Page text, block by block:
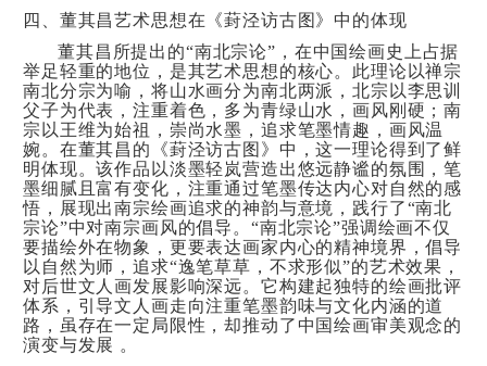
四、董其昌艺术思想在《葑泾访古图》中的体现
董其昌所提出的“南北宗论”，在中国绘画史上占据
举足轻重的地位，是其艺术思想的核心。此理论以禅宗
南北分宗为喻，将山水画分为南北两派，北宗以李思训
父子为代表，注重着色，多为青绿山水，画风刚硬；南
宗以王维为始祖，崇尚水墨，追求笔墨情趣，画风温
婉。在董其昌的《葑泾访古图》中，这一理论得到了鲜
明体现。该作品以淡墨轻岚营造出悠远静谧的氛围，笔
墨细腻且富有变化，注重通过笔墨传达内心对自然的感
悟，展现出南宗绘画追求的神韵与意境，践行了“南北
宗论”中对南宗画风的倡导。“南北宗论”强调绘画不仅
要描绘外在物象，更要表达画家内心的精神境界，倡导
以自然为师，追求“逸笔草草，不求形似”的艺术效果，
对后世文人画发展影响深远。它构建起独特的绘画批评
体系，引导文人画走向注重笔墨韵味与文化内涵的道
路，虽存在一定局限性，却推动了中国绘画审美观念的
演变与发展 。